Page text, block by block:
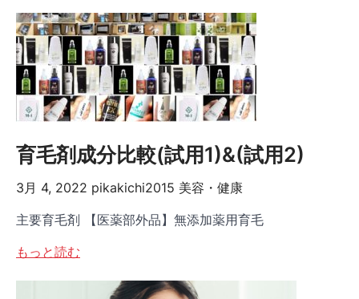
育毛剤成分比較(試用1)&(試用2)
3月 4, 2022 pikakichi2015 美容・健康
主要育毛剤 【医薬部外品】無添加薬用育毛
もっと読む